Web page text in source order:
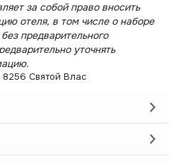
за собой право вносить
отеля, в том числе о наборе
предварительного
уточнять
8256 Святой Влас